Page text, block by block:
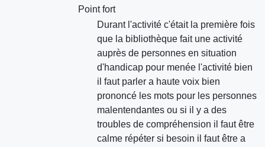
Point fort
Durant l'activité c'était la première fois
que la bibliothèque fait une activité
auprès de personnes en situation
d'handicap pour menée l'activité bien
il faut parler a haute voix bien
prononcé les mots pour les personnes
malentendantes ou si il y a des
troubles de compréhension il faut être
calme répéter si besoin il faut être a